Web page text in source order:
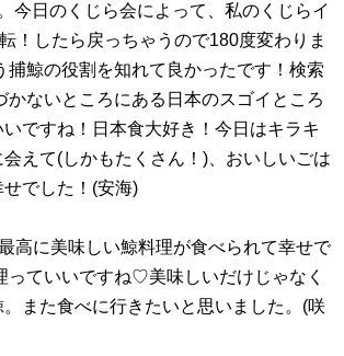
今日のくじら会によって、私のくじらイ
！したら戻っちゃうので180度変わりま
捕鯨の役割を知れて良かったです！検索
かないところにある日本のスゴイところ
ですね！日本食大好き！今日はキラキ
えて(しかもたくさん！)、おいしいごは
でした！(安海)
高に美味しい鯨料理が食べられて幸せで
っていいですね♡美味しいだけじゃなく
また食べに行きたいと思いました。(咲